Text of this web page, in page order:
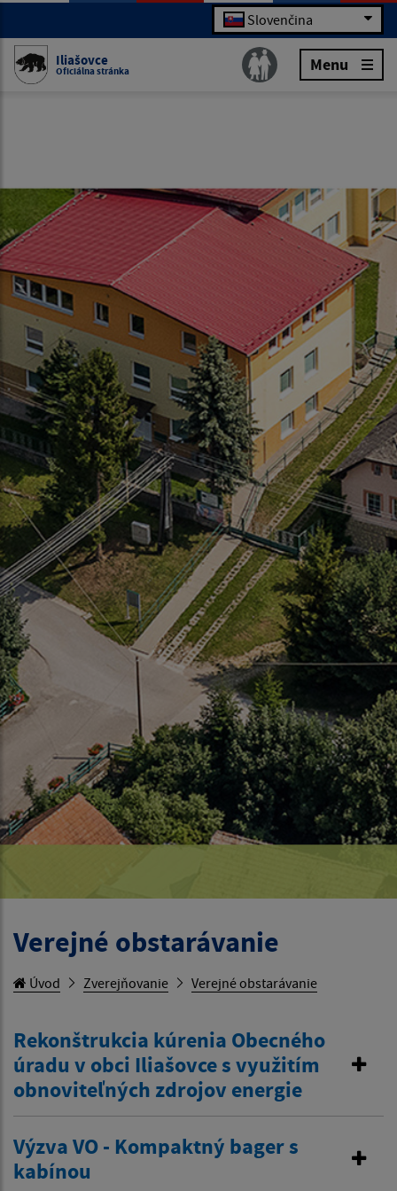
Slovenčina
Iliašovce
Oficiálna stránka Menu
Verejné obstarávanie
Úvod Zverejňovanie Verejné obstarávanie
Rekonštrukcia kúrenia Obecného
úradu v obci Iliašovce s využitím
obnoviteľných zdrojov energie
Výzva VO - Kompaktný bager s
kabínou